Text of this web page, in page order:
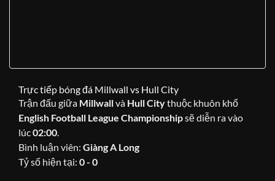
Trực tiếp bóng đá Millwall vs Hull City
Trận đấu giữa Millwallvà Hull Citythuộc khuôn khổ
English Football League Championshipsẽ diễn ra vào
lúc02:00.
Bình luận viên: Giàng A Long
Tỷ số hiện tại: 0 - 0